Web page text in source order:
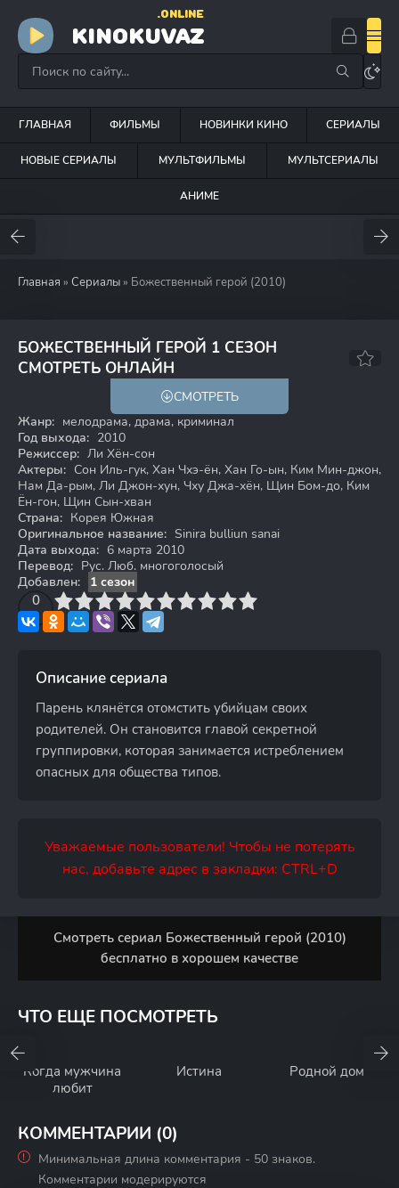
KINOKUVAZ
.ONLINE
ГЛАВНАЯ ФИЛЬМЫ НОВИНКИ КИНО СЕРИАЛЫ
НОВЫЕ СЕРИАЛЫ МУЛЬТФИЛЬМЫ МУЛЬТСЕРИАЛЫ
АНИМЕ
Главная » Сериалы » Божественный герой (2010)
БОЖЕСТВЕННЫЙ ГЕРОЙ 1 СЕЗОН
СМОТРЕТЬ ОНЛАЙН
6.0
СМОТРЕТЬ
Жанр: мелодрама, драма, криминал
Год выхода: 2010
Режиссер: Ли Хён-сон
Актеры: Сон Иль-гук, Хан Чхэ-ён, Хан Го-ын, Ким Мин-джон,
Нам Да-рым, Ли Джон-хун, Чху Джа-хён, Щин Бом-до, Ким
Ён-гон, Щин Сын-хван
Страна: Корея Южная
Оригинальное название: Sinira bulliun sanai
Дата выхода: 6 марта 2010
Перевод: Рус. Люб. многоголосый
Добавлен:
1 сезон
0
4 6 7 8 9 10
Описание сериала
Парень клянётся отомстить убийцам своих
родителей. Он становится главой секретной
группировки, которая занимается истреблением
опасных для общества типов.
Уважаемые пользователи! Чтобы не потерять
нас, добавьте адрес в закладки: CTRL+D
Смотреть сериал Божественный герой (2010)
бесплатно в хорошем качестве
ЧТО ЕЩЕ ПОСМОТРЕТЬ
Когда мужчина
любит
Истина Родной дом
КОММЕНТАРИИ (0)
Минимальная длина комментария - 50 знаков.
Комментарии модерируются